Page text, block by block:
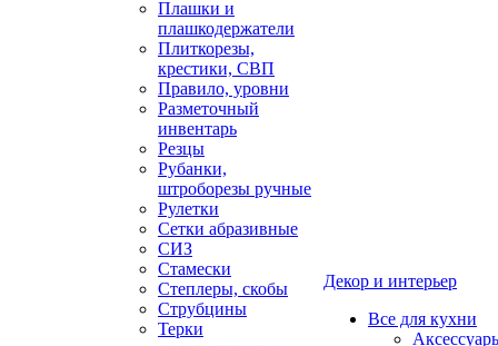
Плашки и
плашкодержатели
Плиткорезы,
крестики, СВП
Правило, уровни
Разметочный
инвентарь
Резцы
Рубанки,
штроборезы ручные
Рулетки
Сетки абразивные
СИЗ
Стамески
Степлеры, скобы
Струбцины
Терки
Декор и интерьер
Все для кухни